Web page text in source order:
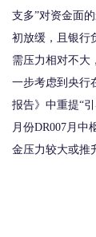
支多”对资金面
初放缓，且银行
需压力相对不大
一步考虑到央行
报告》中重提“
月份DR007月中
金压力较大或推